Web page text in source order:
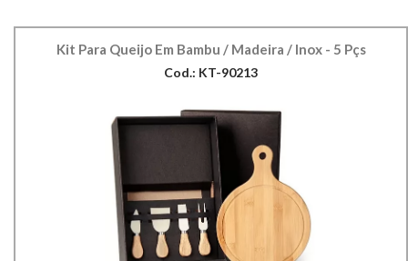
Kit Para Queijo Em Bambu / Madeira / Inox - 5 Pçs
Cod.: KT-90213